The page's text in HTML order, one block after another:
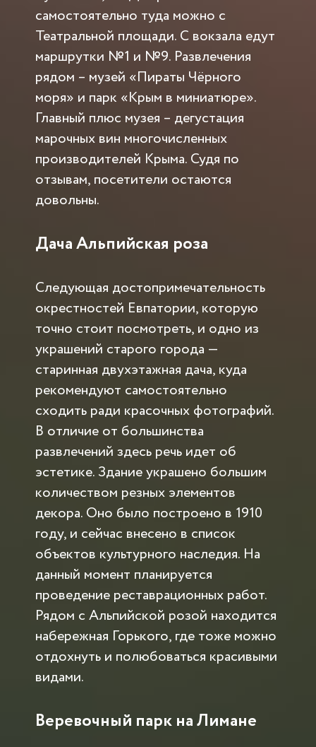
самостоятельно туда можно с
Театральной площади. С вокзала едут
маршрутки №1 и №9. Развлечения
рядом – музей «Пираты Чёрного
моря» и парк «Крым в миниатюре».
Главный плюс музея – дегустация
марочных вин многочисленных
производителей Крыма. Судя по
отзывам, посетители остаются
довольны.
Дача Альпийская роза
Следующая достопримечательность
окрестностей Евпатории, которую
точно стоит посмотреть, и одно из
украшений старого города —
старинная двухэтажная дача, куда
рекомендуют самостоятельно
сходить ради красочных фотографий.
В отличие от большинства
развлечений здесь речь идет об
эстетике. Здание украшено большим
количеством резных элементов
декора. Оно было построено в 1910
году, и сейчас внесено в список
объектов культурного наследия. На
данный момент планируется
проведение реставрационных работ.
Рядом с Альпийской розой находится
набережная Горького, где тоже можно
отдохнуть и полюбоваться красивыми
видами.
Веревочный парк на Лимане